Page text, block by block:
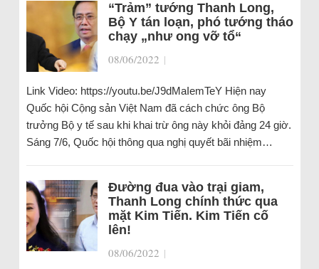
“Trảm” tướng Thanh Long,
Bộ Y tán loạn, phó tướng tháo
chạy „như ong vỡ tổ“
08/06/2022 |
Link Video: https://youtu.be/J9dMaIemTeY Hiện nay
Quốc hội Cộng sản Việt Nam đã cách chức ông Bộ
trưởng Bộ y tế sau khi khai trừ ông này khỏi đảng 24 giờ.
Sáng 7/6, Quốc hội thông qua nghị quyết bãi nhiệm…
Đường đua vào trại giam,
Thanh Long chính thức qua
mặt Kim Tiến. Kim Tiến cố
lên!
08/06/2022 |